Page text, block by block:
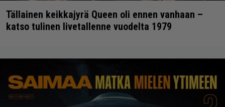
Tällainen keikkajyrä Queen oli ennen vanhaan –
katso tulinen livetallenne vuodelta 1979